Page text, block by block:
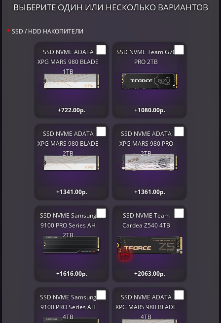
ВЫБЕРИТЕ ОДИН ИЛИ НЕСКОЛЬКО ВАРИАНТОВ
SSD / HDD НАКОПИТЕЛИ
SSD NVME ADATA
XPG MARS 980 BLADE
1TB
+722.00р.
SSD NVME Team G70
PRO 2TB
+1080.00р.
SSD NVME ADATA
XPG MARS 980 BLADE
2TB
+1341.00р.
SSD NVME ADATA
XPG MARS 980 PRO
2TB
+1361.00р.
SSD NVME Samsung
9100 PRO Series AH
2TB
+1616.00р.
SSD NVME Team
Cardea Z540 4TB
+2063.00р.
SSD NVME Samsung
9100 PRO Series AH
4TB
SSD NVME ADATA
XPG MARS 980 BLADE
4TB